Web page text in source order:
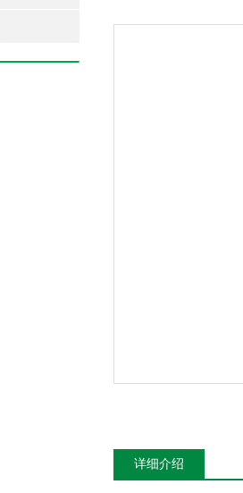
详细介绍